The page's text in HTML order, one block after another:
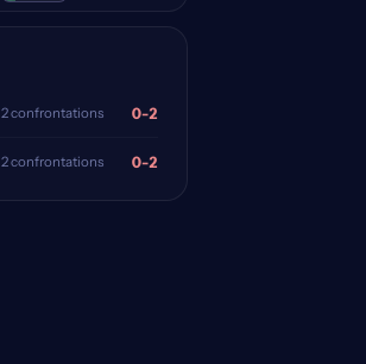
2 confrontations 0-2
2 confrontations 0-2